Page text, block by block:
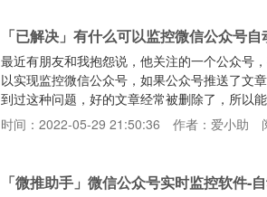
「已解决」有什么可以监控微信公众号
最近有朋友和我抱怨说，他关注的一个公众号
以实现监控微信公众号，如果公众号推送了文
到过这种问题，好的文章经常被删除了，所以
家安利一个小工具：微推助手通过这个微推助
章就可以实现对该公众号进行监控监控到的文
时间：2022-05-29 21:50:36 作者：爱小助
「微推助手」微信公众号实时监控软件-